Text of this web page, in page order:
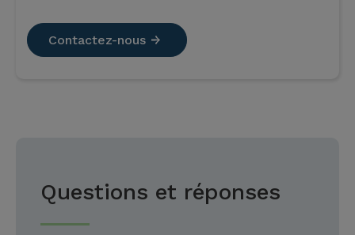
Contactez-nous
Questions et réponses